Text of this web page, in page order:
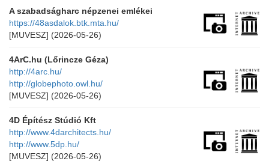
A szabadságharc népzenei emlékei
https://48asdalok.btk.mta.hu/
[MUVESZ] (2026-05-26)
4ArC.hu (Lőrincze Géza)
http://4arc.hu/
http://globephoto.owl.hu/
[MUVESZ] (2026-05-26)
4D Építész Stúdió Kft
http://www.4darchitects.hu/
http://www.5dp.hu/
[MUVESZ] (2026-05-26)